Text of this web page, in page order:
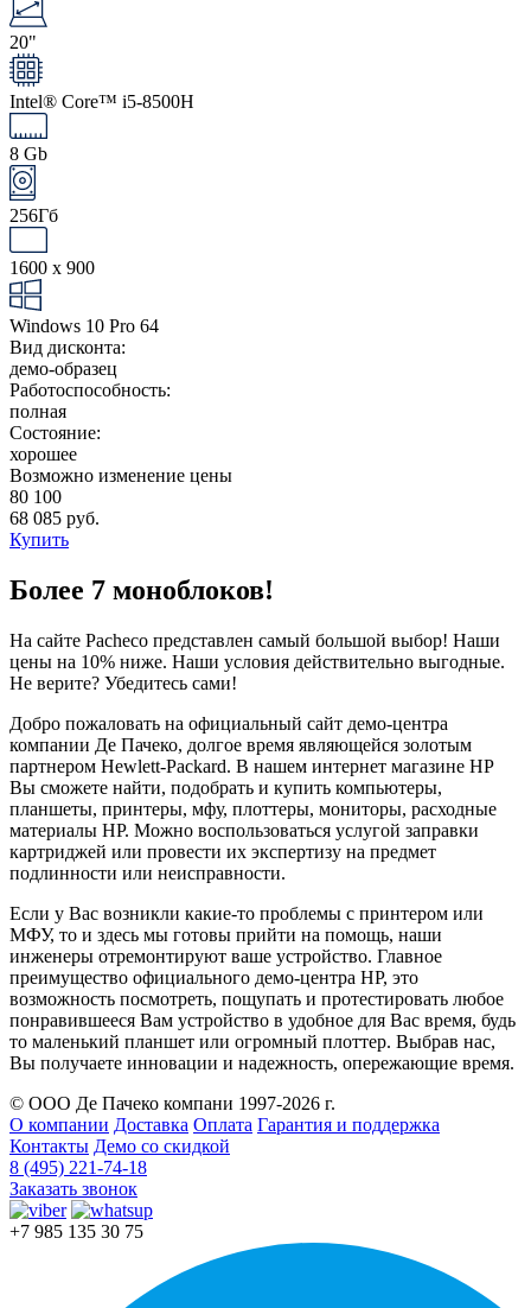
20"
Intel® Core™ i5-8500H
8 Gb
256Гб
1600 x 900
Windows 10 Pro 64
Вид дисконта:
демо-образец
Работоспособность:
полная
Состояние:
хорошее
Возможно изменение цены
80 100
68 085 руб.
Купить
Более 7 моноблоков!
На сайте Pacheco представлен самый большой выбор! Наши
цены на 10% ниже. Наши условия действительно выгодные.
Не верите? Убедитесь сами!
Добро пожаловать на официальный сайт демо-центра
компании Де Пачеко, долгое время являющейся золотым
партнером Hewlett-Packard. В нашем интернет магазине HP
Вы сможете найти, подобрать и купить компьютеры,
планшеты, принтеры, мфу, плоттеры, мониторы, расходные
материалы HP. Можно воспользоваться услугой заправки
картриджей или провести их экспертизу на предмет
подлинности или неисправности.
Если у Вас возникли какие-то проблемы с принтером или
МФУ, то и здесь мы готовы прийти на помощь, наши
инженеры отремонтируют ваше устройство. Главное
преимущество официального демо-центра HP, это
возможность посмотреть, пощупать и протестировать любое
понравившееся Вам устройство в удобное для Вас время, будь
то маленький планшет или огромный плоттер. Выбрав нас,
Вы получаете инновации и надежность, опережающие время.
© ООО Де Пачеко компани 1997-2026 г.
О компании Доставка Оплата Гарантия и поддержка
Контакты Демо со скидкой
8 (495) 221-74-18
Заказать звонок
+7 985 135 30 75